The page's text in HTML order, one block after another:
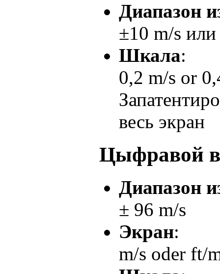
Диапазон
±10 m/s
Шкала:
0,2 m/s or
весь экран
Цыфравой
Диапазон
± 96 m/s
Экран:
m/s oder ft/